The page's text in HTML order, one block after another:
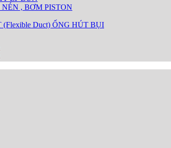
, BƠM PISTON
Duct) ỐNG HÚT BỤI